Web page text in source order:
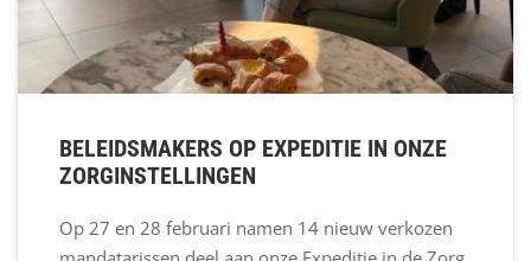
BELEIDSMAKERS OP EXPEDITIE IN ONZE
ZORGINSTELLINGEN
Op 27 en 28 februari namen 14 nieuw verkozen